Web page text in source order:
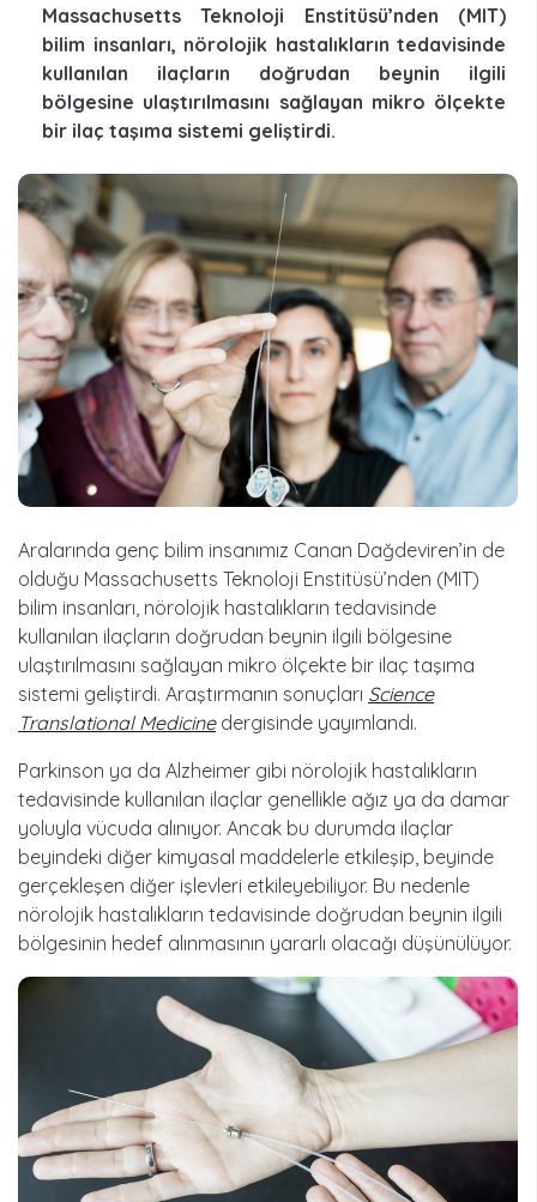
Massachusetts Teknoloji Enstitüsü’nden (MIT)
bilim insanları, nörolojik hastalıkların tedavisinde
kullanılan ilaçların doğrudan beynin ilgili
bölgesine ulaştırılmasını sağlayan mikro ölçekte
bir ilaç taşıma sistemi geliştirdi.
Aralarında genç bilim insanımız Canan Dağdeviren’in de
olduğu Massachusetts Teknoloji Enstitüsü’nden (MIT)
bilim insanları, nörolojik hastalıkların tedavisinde
kullanılan ilaçların doğrudan beynin ilgili bölgesine
ulaştırılmasını sağlayan mikro ölçekte bir ilaç taşıma
sistemi geliştirdi. Araştırmanın sonuçları Science
Translational Medicinedergisinde yayımlandı.
Parkinson ya da Alzheimer gibi nörolojik hastalıkların
tedavisinde kullanılan ilaçlar genellikle ağız ya da damar
yoluyla vücuda alınıyor. Ancak bu durumda ilaçlar
beyindeki diğer kimyasal maddelerle etkileşip, beyinde
gerçekleşen diğer işlevleri etkileyebiliyor. Bu nedenle
nörolojik hastalıkların tedavisinde doğrudan beynin ilgili
bölgesinin hedef alınmasının yararlı olacağı düşünülüyor.